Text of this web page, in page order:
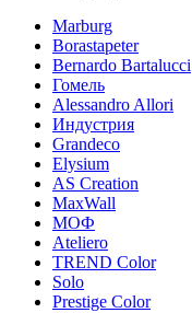
Marburg
Borastapeter
Bernardo Bartalucci
Гомель
Alessandro Allori
Индустрия
Grandeco
Elysium
AS Creation
MaxWall
МОФ
Ateliero
TREND Color
Solo
Prestige Color